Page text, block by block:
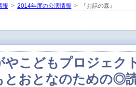
報 > 2014年度の公演情報 > 『お話の森』
やこどもプロジェク
とおとなのための◎